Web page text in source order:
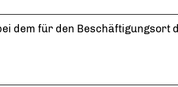
dem für den Beschäftigungsort